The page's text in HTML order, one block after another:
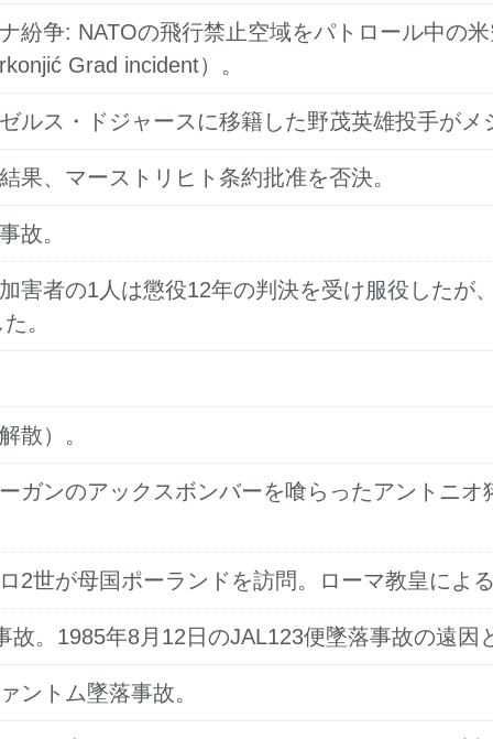
紛争: NATOの飛行禁止空域をパトロール中の
Grad incident）。
ルス・ドジャースに移籍した野茂英雄投手がメ
果、マーストリヒト条約批准を否決。
故。
害者の1人は懲役12年の判決を受け服役したが
。
散）。
ガンのアックスボンバーを喰らったアントニ
2世が母国ポーランドを訪問。ローマ教皇によ
故。1985年8月12日のJAL123便墜落事故の遠因
ントム墜落事故。